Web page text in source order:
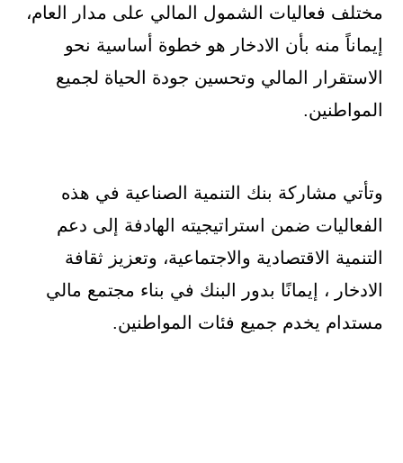
مختلف فعاليات الشمول المالي على مدار العام،
إيماناً منه بأن الادخار هو خطوة أساسية نحو
الاستقرار المالي وتحسين جودة الحياة لجميع
المواطنين.
وتأتي مشاركة بنك التنمية الصناعية في هذه
الفعاليات ضمن استراتيجيته الهادفة إلى دعم
التنمية الاقتصادية والاجتماعية، وتعزيز ثقافة
الادخار ، إيمانًا بدور البنك في بناء مجتمع مالي
مستدام يخدم جميع فئات المواطنين.